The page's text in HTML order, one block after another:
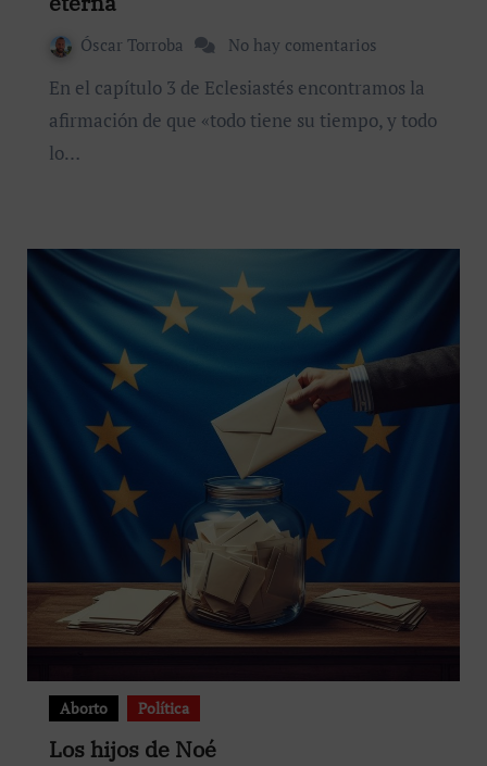
Óscar Torroba No hay comentarios
En el capítulo 3 de Eclesiastés encontramos la
afirmación de que «todo tiene su tiempo, y todo
lo…
Aborto Política
Los hijos de Noé